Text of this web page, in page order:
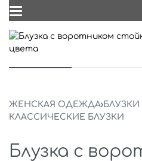
ЖЕНСКАЯ ОДЕЖДА›
КЛАССИЧЕСКИЕ БЛУЗКИ
Блузка с